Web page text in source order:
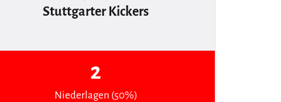
Stuttgarter Kickers
2
Niederlagen (50%)